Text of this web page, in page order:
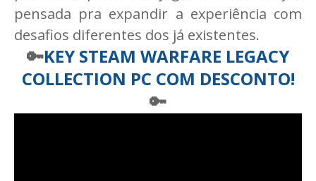
pensada pra expandir a experiência com
desafios diferentes dos já existentes.
🔑KEY STEAM WARFARE LEGACY
COLLECTION PC COM DESCONTO!
🔑